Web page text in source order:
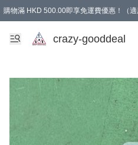
購物滿 HKD 500.00即享免運費優惠！（
成為會員可享免費禮品
crazy-gooddeal